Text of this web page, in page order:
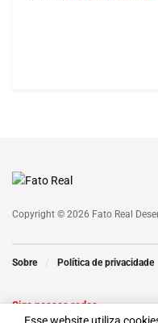
Copyright © 2026 Fato Real
Sobre Política de privacidade
Siga nossas redes